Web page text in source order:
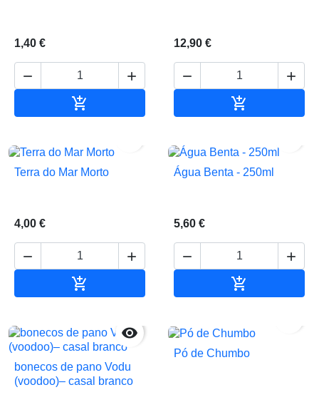
1,40 €
 

12,90 €
 

Terra do Mar Morto
4,00 €
 

Água Benta - 250ml
5,60 €
 


bonecos de pano Vodu
(voodoo)– casal branco
Pó de Chumbo